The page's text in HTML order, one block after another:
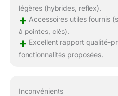
légères (hybrides, reflex).
+ Accessoires utiles fournis
à pointes, clés).
+ Excellent rapport qualité-
fonctionnalités proposées.
Inconvénients